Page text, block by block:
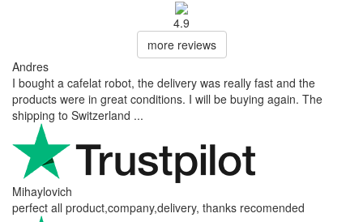
4.9
more reviews
Andres
I bought a cafelat robot, the delivery was really fast and the
products were in great conditions. I will be buying again. The
shipping to Switzerland ...
Mihaylovich
perfect all product,company,delivery, thanks recomended